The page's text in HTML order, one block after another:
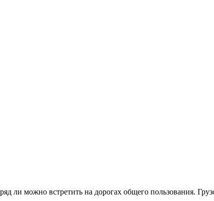
ли можно встретить на дорогах общего пользования.